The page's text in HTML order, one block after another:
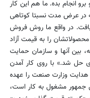
انجام بده. ما هم این کار
در عرض مدت نسبتا کوتاهی
کاهش یافت. در واقع ما روش فروش
را به قیمت آزاد
بین آنها و سازمان حمایت
حل شد.» با روی کار آمدن
وزارت صنعت را عهده
مشغول به کار است،